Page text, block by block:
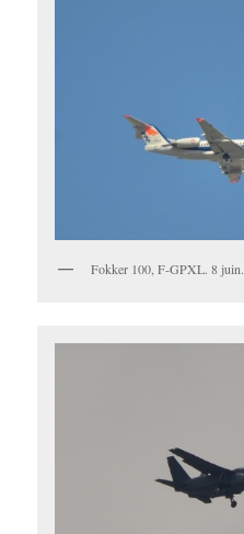
Fokker 100, F-GPXL. 8 juin.